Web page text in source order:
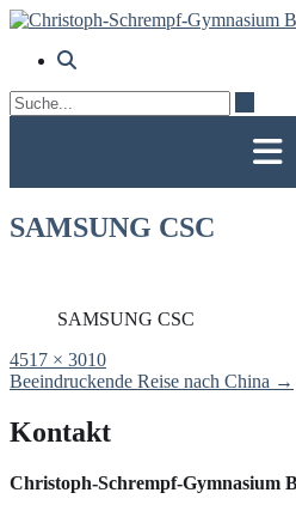
Skip
content
SAMSUNG CSC
SAMSUNG CSC
Full
size
4517 × 3010
Post
Beeindruckende Reise nach China →
Kontakt
Christoph-Schrempf-Gymnasium